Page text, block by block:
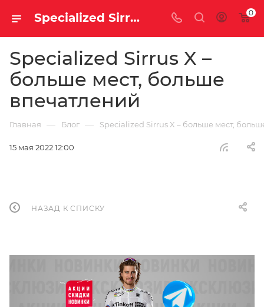
Specialized Sirrus X – больше мест, больше впечатлений | Блог 0
Specialized Sirrus X –
больше мест, больше
впечатлений
Главная — Блог — Specialized Sirrus X – больше мест,
15 мая 2022 12:00
НАЗАД К СПИСКУ